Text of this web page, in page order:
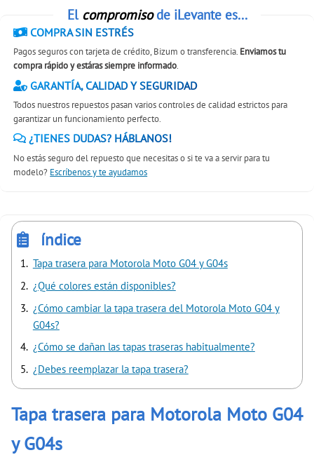
El compromisode iLevante es...
COMPRA SIN ESTRÉS
Pagos seguros con tarjeta de crédito, Bizum o transferencia. Enviamos tu
compra rápido y estáras siempre informado.
GARANTÍA, CALIDAD Y SEGURIDAD
Todos nuestros repuestos pasan varios controles de calidad estrictos para
garantizar un funcionamiento perfecto.
¿TIENES DUDAS? HÁBLANOS!
No estás seguro del repuesto que necesitas o si te va a servir para tu
modelo? Escríbenos y te ayudamos
índice
Tapa trasera para Motorola Moto G04 y G04s
¿Qué colores están disponibles?
¿Cómo cambiar la tapa trasera del Motorola Moto G04 y
G04s?
¿Cómo se dañan las tapas traseras habitualmente?
¿Debes reemplazar la tapa trasera?
Tapa trasera para Motorola Moto G04
y G04s